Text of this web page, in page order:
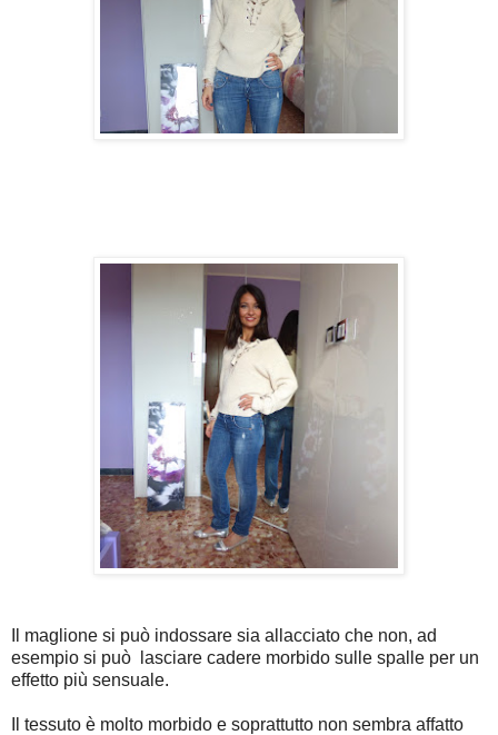
Il maglione si può indossare sia allacciato che non, ad
esempio si può lasciare cadere morbido sulle spalle per un
effetto più sensuale.
Il tessuto è molto morbido e soprattutto non sembra affatto